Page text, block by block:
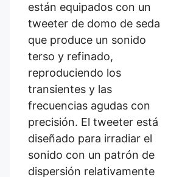
están equipados con un
tweeter de domo de seda
que produce un sonido
terso y refinado,
reproduciendo los
transientes y las
frecuencias agudas con
precisión. El tweeter está
diseñado para irradiar el
sonido con un patrón de
dispersión relativamente